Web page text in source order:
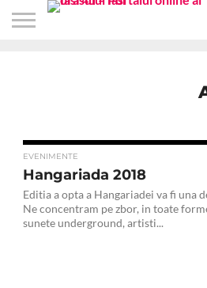
EVENIMENTE
Hangariada 2018
Editia a opta a Hangariadei va fi una
Ne concentram pe zbor, in toate
sunete underground, artisti...